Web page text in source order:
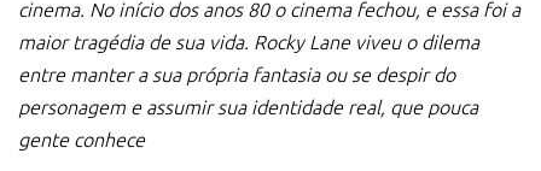
cinema. No início dos anos 80 o cinema fechou, e essa foi a
maior tragédia de sua vida. Rocky Lane viveu o dilema
entre manter a sua própria fantasia ou se despir do
personagem e assumir sua identidade real, que pouca
gente conhece